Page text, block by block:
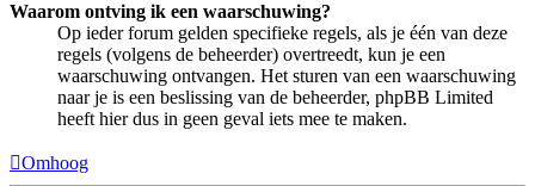
Waarom ontving ik een waarschuwing?
Op ieder forum gelden specifieke regels, als je één van deze
regels (volgens de beheerder) overtreedt, kun je een
waarschuwing ontvangen. Het sturen van een waarschuwing
naar je is een beslissing van de beheerder, phpBB Limited
heeft hier dus in geen geval iets mee te maken.
Omhoog